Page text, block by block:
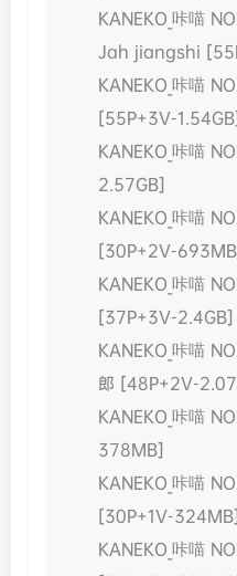
KANEKO_咔喵
Jah jiangshi
KANEKO_咔喵
[55P+3V-
KANEKO_咔喵
2.57GB]
KANEKO_咔喵
[30P+2V-
KANEKO_咔喵
[37P+3V-2.4GB]
KANEKO_咔喵
郎 [48P+2V-
KANEKO_咔喵
378MB]
KANEKO_咔喵
[30P+1V-324MB]
KANEKO_咔喵